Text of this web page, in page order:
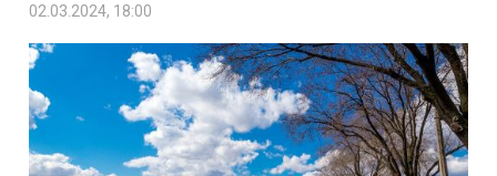
02.03.2024, 18:00